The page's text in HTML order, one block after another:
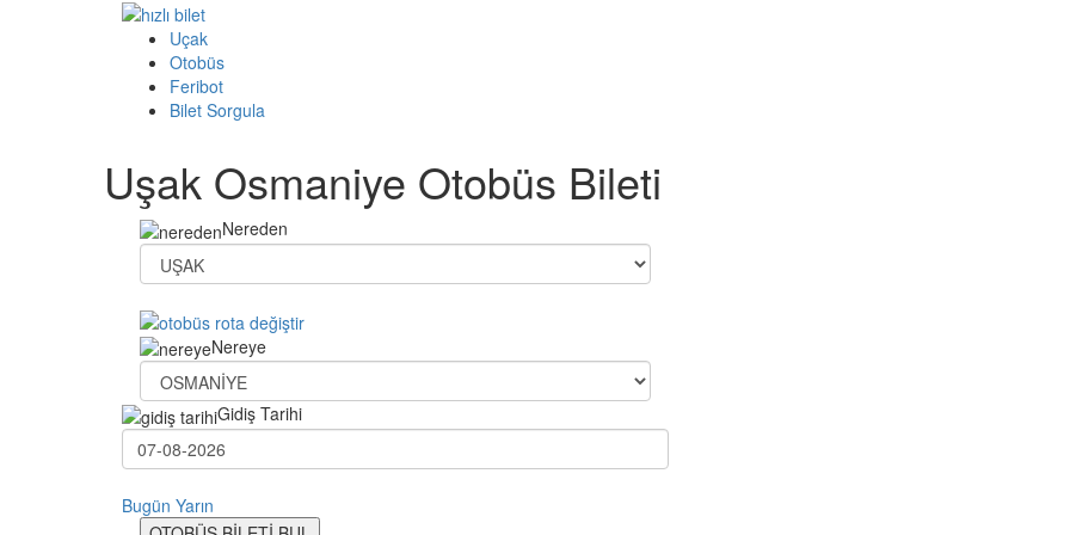
Uçak
Otobüs
Feribot
Bilet Sorgula
Uşak Osmaniye Otobüs Bileti
Nereden
Nereye
Gidiş Tarihi
Bugün Yarın